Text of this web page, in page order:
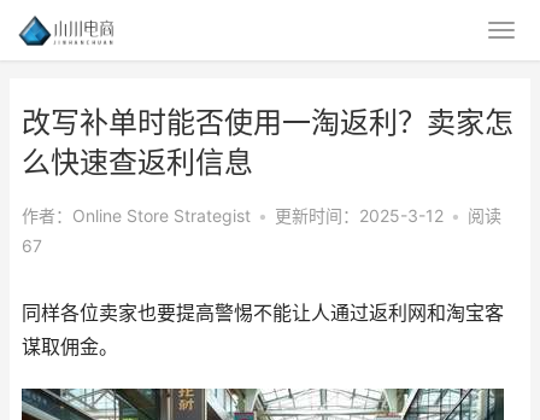
改写补单时能否使用一淘返利？卖家怎
么快速查返利信息
作者：Online Store Strategist • 更新时间：2025-3-12 • 阅读
67
同样各位卖家也要提高警惕不能让人通过返利网和淘宝客
谋取佣金。